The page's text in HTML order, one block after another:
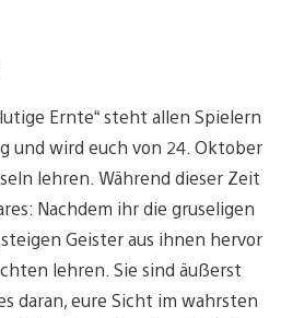
Ernte“ steht allen Spielern
und wird euch von 24. Oktober
lehren. Während dieser Zeit
Nachdem ihr die gruseligen
Geister aus ihnen hervor
lehren. Sie sind äußerst
daran, eure Sicht im wahrsten